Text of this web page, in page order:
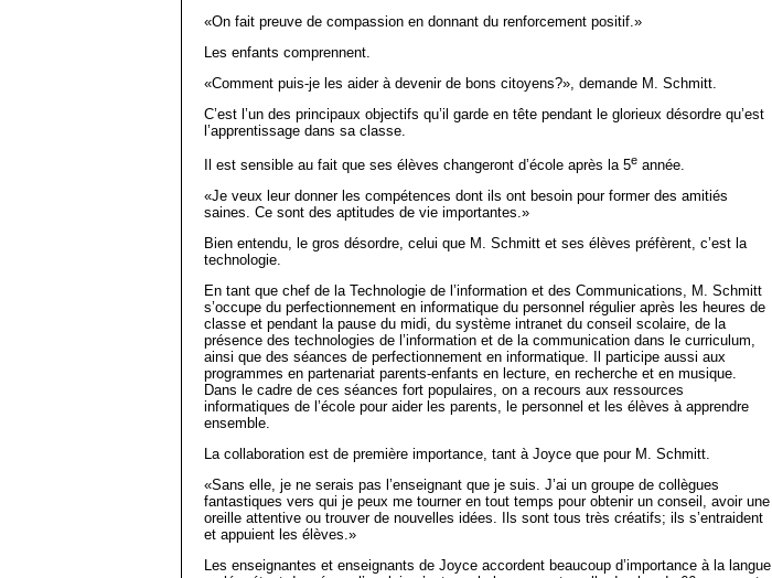
«On fait preuve de compassion en donnant du renforcement positif.»
Les enfants comprennent.
«Comment puis-je les aider à devenir de bons citoyens?», demande M. Schmitt.
C’est l’un des principaux objectifs qu’il garde en tête pendant le glorieux désordre qu’est
l’apprentissage dans sa classe.
Il est sensible au fait que ses élèves changeront d’école après la 5e année.
«Je veux leur donner les compétences dont ils ont besoin pour former des amitiés
saines. Ce sont des aptitudes de vie importantes.»
Bien entendu, le gros désordre, celui que M. Schmitt et ses élèves préfèrent, c’est la
technologie.
En tant que chef de la Technologie de l’information et des Communications, M. Schmitt
s’occupe du perfectionnement en informatique du personnel régulier après les heures de
classe et pendant la pause du midi, du système intranet du conseil scolaire, de la
présence des technologies de l’information et de la communication dans le curriculum,
ainsi que des séances de perfectionnement en informatique. Il participe aussi aux
programmes en partenariat parents-enfants en lecture, en recherche et en musique.
Dans le cadre de ces séances fort populaires, on a recours aux ressources
informatiques de l’école pour aider les parents, le personnel et les élèves à apprendre
ensemble.
La collaboration est de première importance, tant à Joyce que pour M. Schmitt.
«Sans elle, je ne serais pas l’enseignant que je suis. J’ai un groupe de collègues
fantastiques vers qui je peux me tourner en tout temps pour obtenir un conseil, avoir une
oreille attentive ou trouver de nouvelles idées. Ils sont tous très créatifs; ils s’entraident
et appuient les élèves.»
Les enseignantes et enseignants de Joyce accordent beaucoup d’importance à la langue